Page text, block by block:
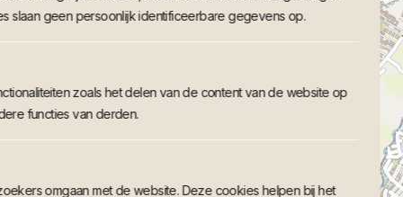
slaan geen persoonlijk identificeerbare gegevens op.
zoals het delen van de content van de website op
functies van derden.
omgaan met de website. Deze cookies helpen bij het